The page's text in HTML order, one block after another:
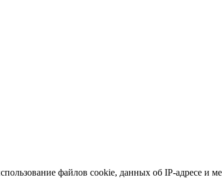
файлов cookie, данных об IP-адресе и